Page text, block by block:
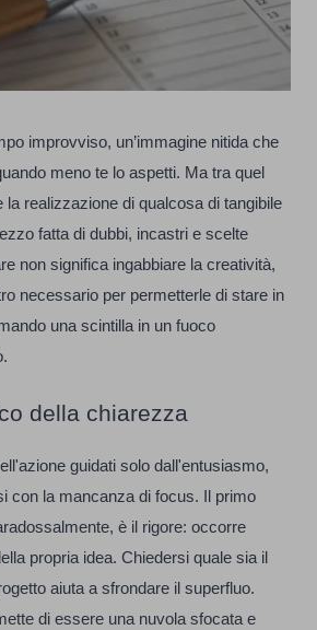
improvviso, un’immagine nitida che
meno te lo aspetti. Ma tra quel
la realizzazione di qualcosa di tangibile
fatta di dubbi, incastri e scelte
non significa ingabbiare la creatività,
necessario per permetterle di stare in
una scintilla in un fuoco
della chiarezza
guidati solo dall'entusiasmo,
con la mancanza di focus. Il primo
è il rigore: occorre
propria idea. Chiedersi quale sia il
aiuta a sfrondare il superfluo.
di essere una nuvola sfocata e